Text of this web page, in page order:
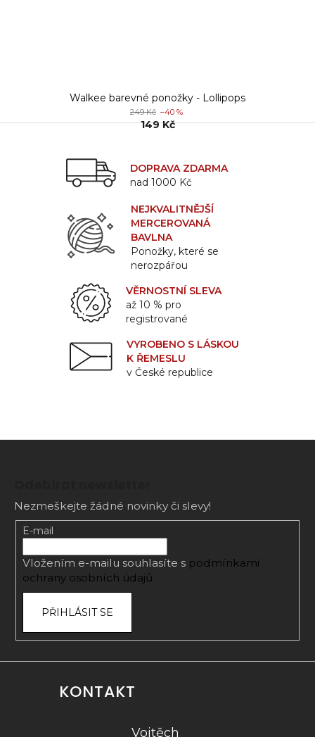
Walkee barevné ponožky - Lollipops
249 Kč –40 %
149 Kč
DOPRAVA ZDARMA
nad 1000 Kč
NEJKVALITNĚJŠÍ
MERCEROVANÁ
BAVLNA
Ponožky, které se
nerozpářou
VĚRNOSTNÍ SLEVA
až 10 % pro
registrované
VYROBENO S LÁSKOU
K ŘEMESLU
v České republice
Nezmeškejte žádné novinky či slevy!
E-mail
Vložením e-mailu souhlasíte s podmínkami
ochrany osobních údajů
PŘIHLÁSIT SE
KONTAKT
Vojtěch